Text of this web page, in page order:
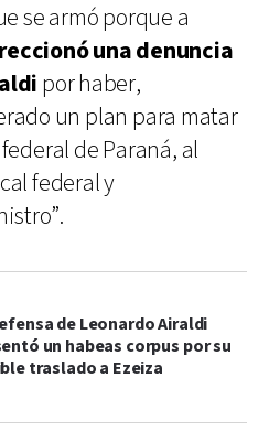
se armó porque a
una denuncia
por haber,
un plan para matar
de Paraná, al
federal y
de Leonardo Airaldi
un habeas corpus por su
traslado a Ezeiza